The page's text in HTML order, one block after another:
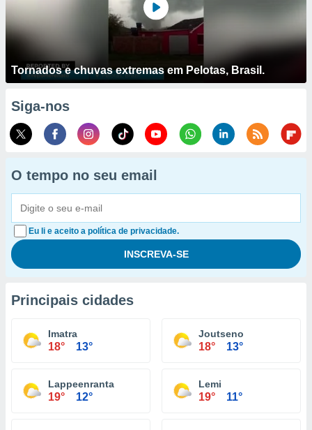
Tornados e chuvas extremas em Pelotas, Brasil.
Siga-nos
O tempo no seu email
Eu li e aceito a política de privacidade.
Principais cidades
Imatra
18° 13°
Joutseno
18° 13°
Lappeenranta
19° 12°
Lemi
19° 11°